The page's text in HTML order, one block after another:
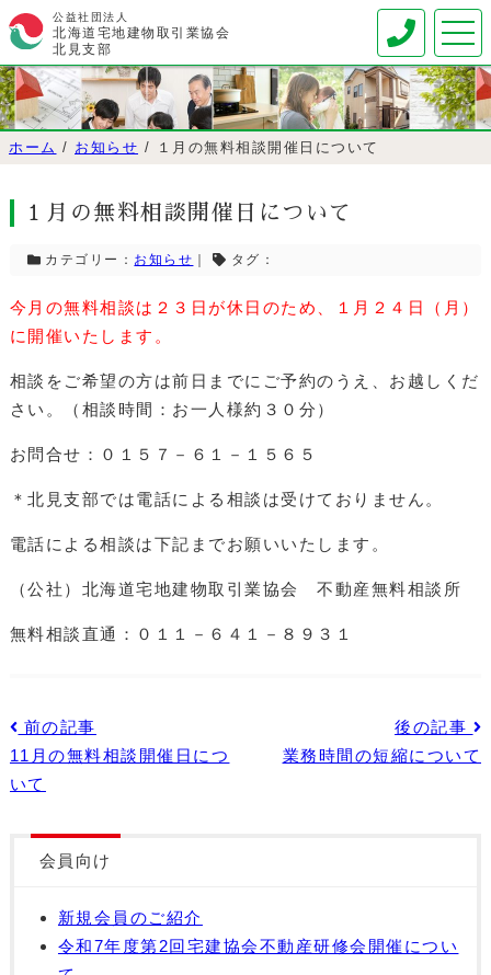
公益社団法人
北海道宅地建物取引業協会
北見支部
ホーム / お知らせ / １月の無料相談開催日について
１月の無料相談開催日について
カテゴリー： お知らせ ｜ タグ：
今月の無料相談は２３日が休日のため、１月２４日（月）
に開催いたします。
相談をご希望の方は前日までにご予約のうえ、お越しくだ
さい。（相談時間：お一人様約３０分）
お問合せ：０１５７－６１－１５６５
＊北見支部では電話による相談は受けておりません。
電話による相談は下記までお願いいたします。
（公社）北海道宅地建物取引業協会 不動産無料相談所
無料相談直通：０１１－６４１－８９３１
前の記事
11月の無料相談開催日につ
いて
後の記事
業務時間の短縮について
会員向け
新規会員のご紹介
令和7年度第2回宅建協会不動産研修会開催につい